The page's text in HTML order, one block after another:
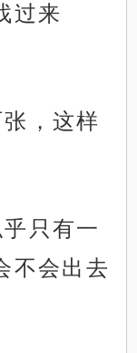
过来
，这样
只有一
不会出去